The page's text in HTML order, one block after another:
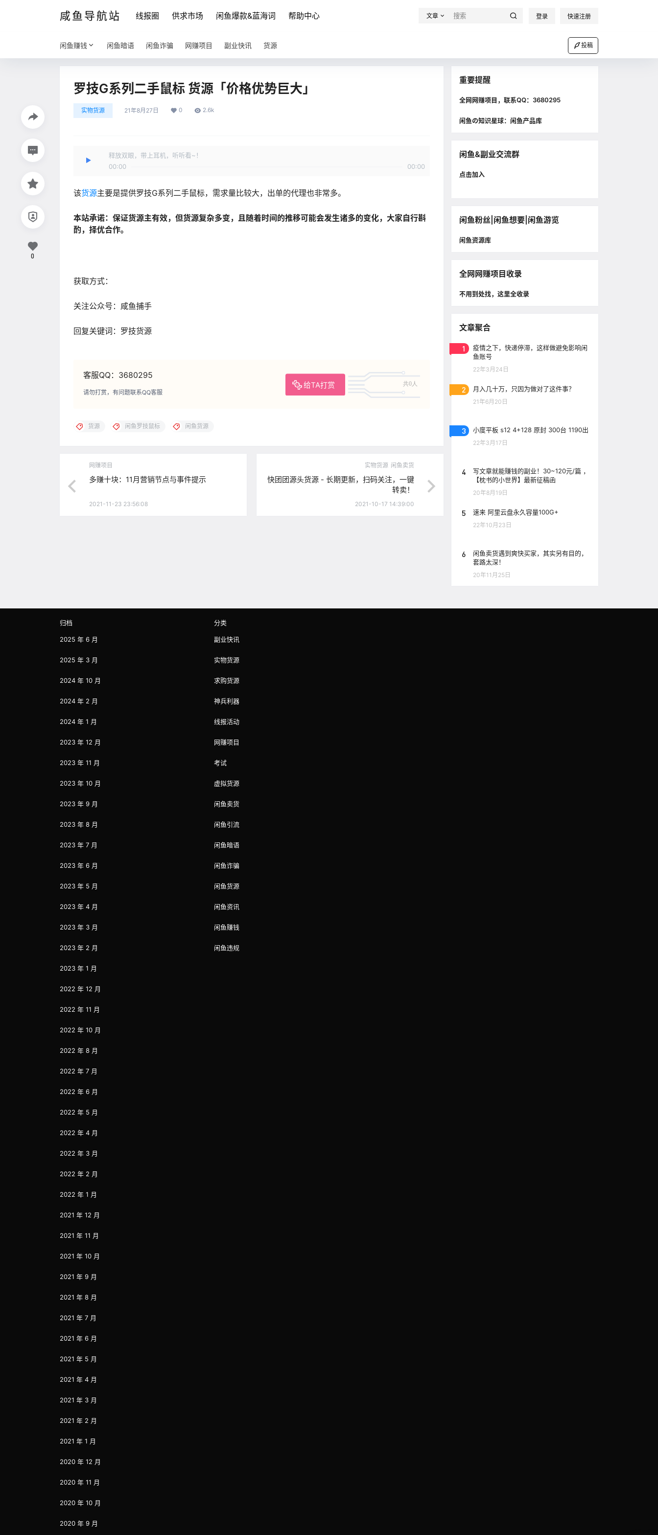
咸鱼导航站 线报圈 供求市场 闲鱼爆款&蓝海词 帮助中心 文章 登录 快速注册
闲鱼赚钱 闲鱼暗语 闲鱼诈骗 网赚项目 副业快讯 货源 投稿
罗技G系列二手鼠标 货源「价格优势巨大」
实物货源 21年8月27日 0 2.6k
释放双眼，带上耳机，听听看~！
00:00
00:00
该货源主要是提供罗技G系列二手鼠标，需求量比较大，出单的代理也非常多。
本站承诺：保证货源主有效，但货源复杂多变，且随着时间的推移可能会发生诸多的变化，大家自行斟
酌，择优合作。
获取方式：
关注公众号：咸鱼捕手
回复关键词：罗技货源
客服QQ：3680295
给TA打赏 共0人
请勿打赏，有问题联系QQ客服
0
货源 闲鱼罗技鼠标 闲鱼货源
网赚项目
多赚十块：11月营销节点与事件提示
2021-11-23 23:56:08
实物货源 闲鱼卖货
快团团源头货源 - 长期更新，扫码关注，一键
转卖！
2021-10-17 14:39:00
重要提醒
全网网赚项目，联系QQ：3680295
闲鱼の知识星球：闲鱼产品库
闲鱼&副业交流群
点击加入
闲鱼粉丝|闲鱼想要|闲鱼游览
闲鱼资源库
全网网赚项目收录
不用到处找，这里全收录
文章聚合
1
疫情之下，快递停滞，这样做避免影响闲
鱼账号
22年3月24日
2 月入几十万，只因为做对了这件事？
21年6月20日
3 小度平板 s12 4+128 原封 300台 1190出
22年3月17日
4
写文章就能赚钱的副业！30~120元/篇 ，
【枕书的小世界】最新征稿函
20年8月19日
5 速来 阿里云盘永久容量100G+
22年10月23日
6
闲鱼卖货遇到爽快买家，其实另有目的，
套路太深！
20年11月25日
归档
2025 年 6 月
2025 年 3 月
2024 年 10 月
2024 年 2 月
2024 年 1 月
2023 年 12 月
2023 年 11 月
2023 年 10 月
2023 年 9 月
2023 年 8 月
2023 年 7 月
2023 年 6 月
2023 年 5 月
2023 年 4 月
2023 年 3 月
2023 年 2 月
2023 年 1 月
2022 年 12 月
2022 年 11 月
2022 年 10 月
2022 年 8 月
2022 年 7 月
2022 年 6 月
2022 年 5 月
2022 年 4 月
2022 年 3 月
2022 年 2 月
2022 年 1 月
2021 年 12 月
2021 年 11 月
2021 年 10 月
2021 年 9 月
2021 年 8 月
2021 年 7 月
2021 年 6 月
2021 年 5 月
2021 年 4 月
2021 年 3 月
2021 年 2 月
2021 年 1 月
2020 年 12 月
2020 年 11 月
2020 年 10 月
2020 年 9 月
分类
副业快讯
实物货源
求购货源
神兵利器
线报活动
网赚项目
考试
虚拟货源
闲鱼卖货
闲鱼引流
闲鱼暗语
闲鱼诈骗
闲鱼货源
闲鱼资讯
闲鱼赚钱
闲鱼违规